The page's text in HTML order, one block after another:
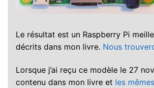
Le résultat est un Raspberry Pi
décrits dans mon livre. Nous
Lorsque j’ai reçu ce modèle le 27
contenu dans mon livre et les